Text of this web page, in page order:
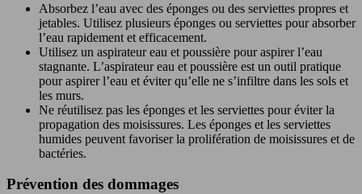
Absorbez l’eau avec des éponges ou des serviettes propres et
jetables. Utilisez plusieurs éponges ou serviettes pour absorber
l’eau rapidement et efficacement.
Utilisez un aspirateur eau et poussière pour aspirer l’eau
stagnante. L’aspirateur eau et poussière est un outil pratique
pour aspirer l’eau et éviter qu’elle ne s’infiltre dans les sols et
les murs.
Ne réutilisez pas les éponges et les serviettes pour éviter la
propagation des moisissures. Les éponges et les serviettes
humides peuvent favoriser la prolifération de moisissures et de
bactéries.
Prévention des dommages